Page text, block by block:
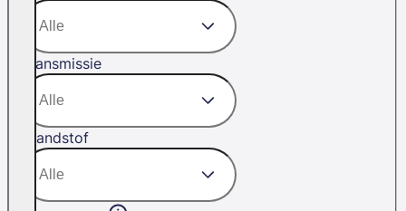
Transmissie
Brandstof